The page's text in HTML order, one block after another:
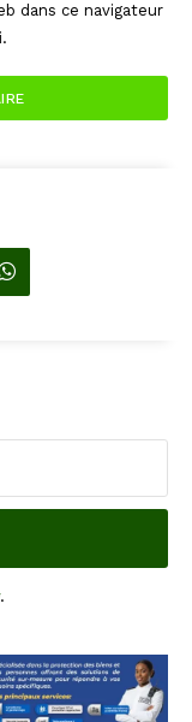
dans ce navigateur
.